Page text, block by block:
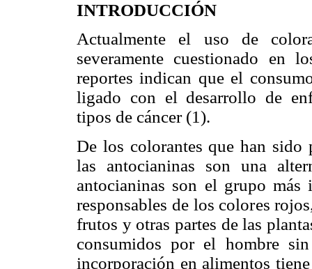
INTRODUCCIÓN
Actualmente el uso de
severamente cuestionado en
reportes indican que el
ligado con el desarrollo de
tipos de cáncer (1).
De los colorantes que han
las antocianinas son una
antocianinas son el grupo más
responsables de los colores
frutos y otras partes de las
consumidos por el hombre
incorporación en alimentos